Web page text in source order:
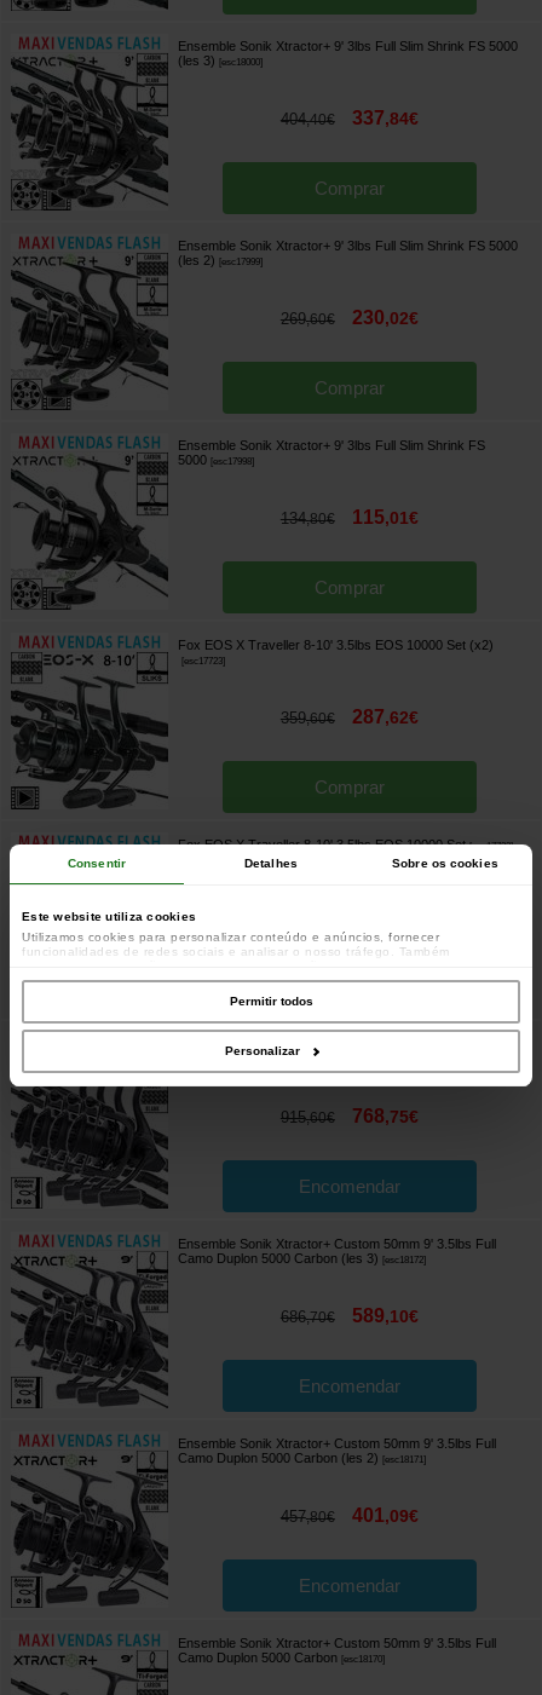
Consentir Detalhes Sobre os cookies
Este website utiliza cookies
Utilizamos cookies para personalizar conteúdo e anúncios, fornecer
funcionalidades de redes sociais e analisar o nosso tráfego. Também
parceiros de redes sociais, de publicidade e de análise, que as podem combinar
com outras informações que lhes forneceu ou recolhidas por estes a partir da
sua utilização dos respetivos serviços.
Permitir todos
Personalizar
Ensemble Sonik Xtractor+ 9' 3lbs Full Slim Shrink FS 5000
(les 3) [esc18000]
404,40€ 337,84€
Comprar
Ensemble Sonik Xtractor+ 9' 3lbs Full Slim Shrink FS 5000
(les 2) [esc17999]
269,60€ 230,02€
Comprar
Ensemble Sonik Xtractor+ 9' 3lbs Full Slim Shrink FS
5000 [esc17998]
134,80€ 115,01€
Comprar
Fox EOS X Traveller 8-10' 3.5lbs EOS 10000 Set (x2)
[esc17723]
359,60€ 287,62€
Comprar
Fox EOS X Traveller 8-10' 3.5lbs EOS 10000 Set [esc17722]
Comprar
Ensemble Sonik Xtractor+ Custom 50mm 9' 3.5lbs Full
Camo Duplon 5000 Carbon (les 4)
915,60€ 768,75€
Encomendar
Ensemble Sonik Xtractor+ Custom 50mm 9' 3.5lbs Full
Camo Duplon 5000 Carbon (les 3) [esc18172]
686,70€ 589,10€
Encomendar
Ensemble Sonik Xtractor+ Custom 50mm 9' 3.5lbs Full
Camo Duplon 5000 Carbon (les 2) [esc18171]
457,80€ 401,09€
Encomendar
Ensemble Sonik Xtractor+ Custom 50mm 9' 3.5lbs Full
Camo Duplon 5000 Carbon [esc18170]